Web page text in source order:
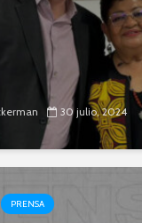
30 julio, 2024
PRENSA